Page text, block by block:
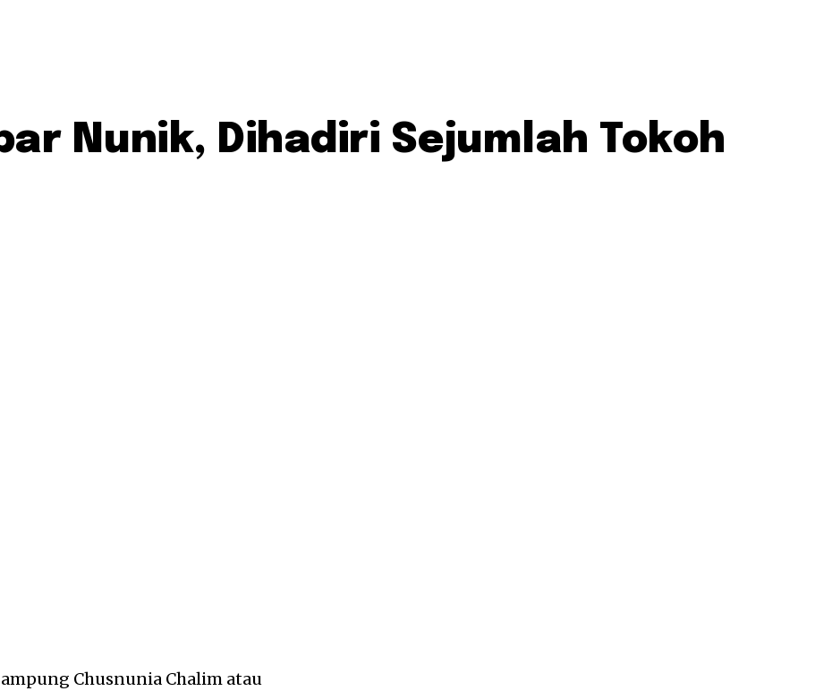
Nunik, Dihadiri Sejumlah Tokoh
Chusnunia Chalim atau